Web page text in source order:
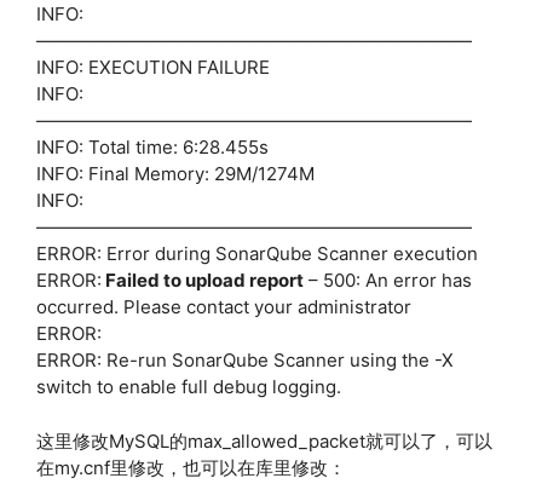
INFO:
————————————————————————
INFO: EXECUTION FAILURE
INFO:
————————————————————————
INFO: Total time: 6:28.455s
INFO: Final Memory: 29M/1274M
INFO:
————————————————————————
ERROR: Error during SonarQube Scanner execution
ERROR: Failed to upload report – 500: An error has
occurred. Please contact your administrator
ERROR:
ERROR: Re-run SonarQube Scanner using the -X
switch to enable full debug logging.
这里修改MySQL的max_allowed_packet就可以了，可以
在my.cnf里修改，也可以在库里修改：